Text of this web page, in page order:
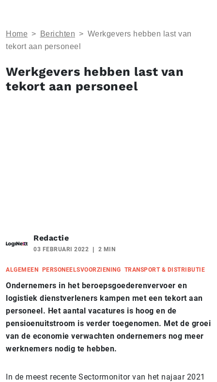
Home > Berichten > Werkgevers hebben last van
tekort aan personeel
Werkgevers hebben last van
tekort aan personeel
Redactie
03 FEBRUARI 2022 2 MIN
ALGEMEEN PERSONEELSVOORZIENING TRANSPORT & DISTRIBUTIE
Ondernemers in het beroepsgoederenvervoer en
logistiek dienstverleners kampen met een tekort aan
personeel. Het aantal vacatures is hoog en de
pensioenuitstroom is verder toegenomen. Met de groei
van de economie verwachten ondernemers nog meer
werknemers nodig te hebben.
In de meest recente Sectormonitor van het najaar 2021